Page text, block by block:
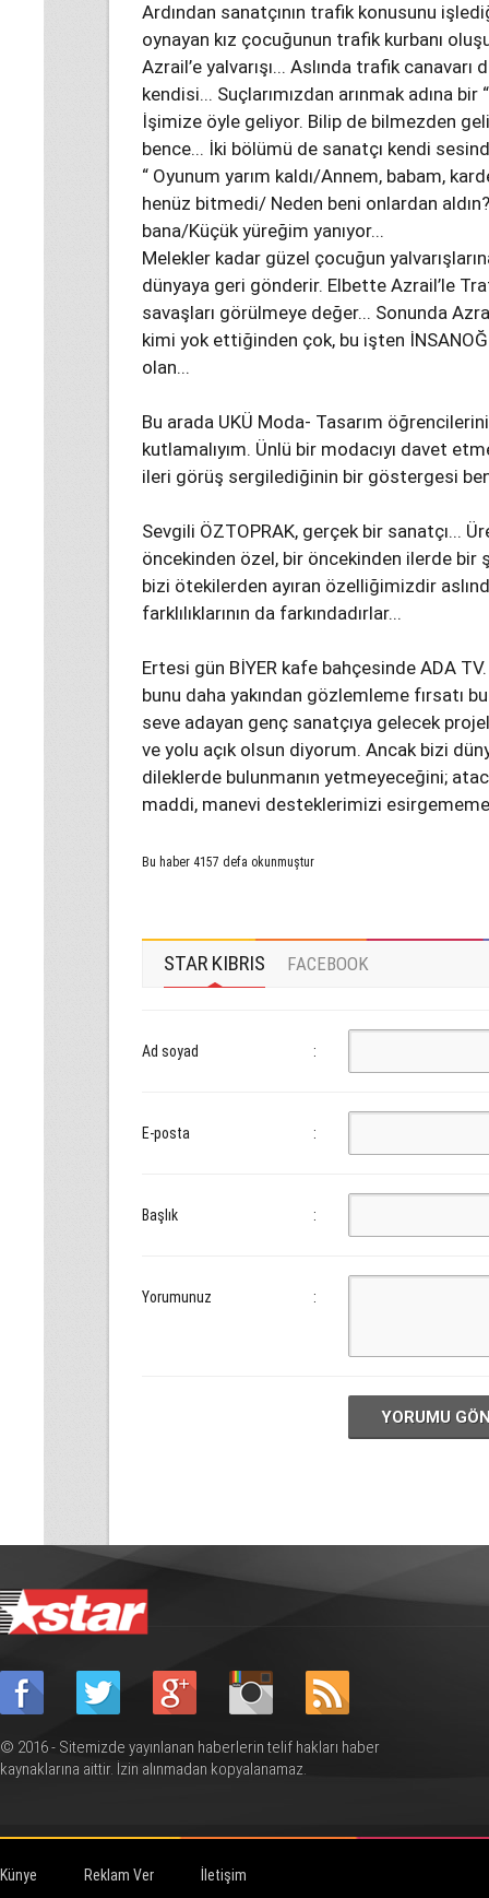
Ardından sanatçının trafik konusunu
oynayan kız çocuğunun trafik kurbanı
Azrail’e yalvarışı... Aslında trafik
kendisi... Suçlarımızdan arınmak adına
İşimize öyle geliyor. Bilip de bilmezden
bence... İki bölümü de sanatçı kendi
“ Oyunum yarım kaldı/Annem, babam,
henüz bitmedi/ Neden beni onlardan
bana/Küçük yüreğim yanıyor...
Melekler kadar güzel çocuğun
dünyaya geri gönderir. Elbette Azrail’le
savaşları görülmeye değer... Sonunda
kimi yok ettiğinden çok, bu işten
olan...
Bu arada UKÜ Moda- Tasarım
kutlamalıyım. Ünlü bir modacıyı davet
ileri görüş sergilediğinin bir göstergesi
Sevgili ÖZTOPRAK, gerçek bir sanatçı...
öncekinden özel, bir öncekinden ilerde bir
bizi ötekilerden ayıran özelliğimizdir
farklılıklarının da farkındadırlar...
Ertesi gün BİYER kafe bahçesinde ADA
bunu daha yakından gözlemleme fırsatı
seve adayan genç sanatçıya gelecek
ve yolu açık olsun diyorum. Ancak bizi
dileklerde bulunmanın yetmeyeceğini;
maddi, manevi desteklerimizi
Bu haber 4157 defa okunmuştur
STAR KIBRIS FACEBOOK
Ad soyad :
E-posta :
Başlık :
Yorumunuz :
YORUMU
© 2016 - Sitemizde yayınlanan haberlerin telif hakları haber
kaynaklarına aittir. İzin alınmadan kopyalanamaz.
Künye Reklam Ver İletişim